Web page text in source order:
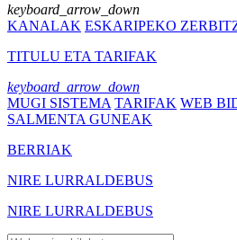
keyboard_arrow_down
KANALAK ESKARIPEKO
TITULU ETA TARIFAK
keyboard_arrow_down
MUGI SISTEMA TARIFAK WEB
SALMENTA GUNEAK
BERRIAK
NIRE LURRALDEBUS
NIRE LURRALDEBUS